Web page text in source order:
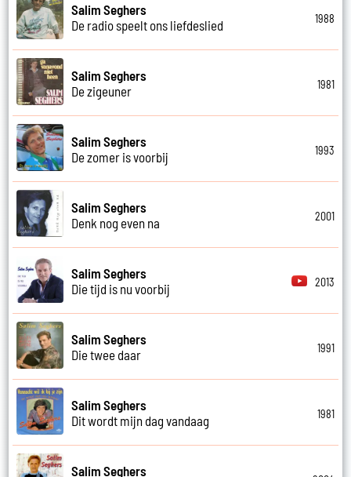
Salim Seghers
De radio speelt ons liefdeslied
1988
Salim Seghers
De zigeuner
1981
Salim Seghers
De zomer is voorbij
1993
Salim Seghers
Denk nog even na
2001
Salim Seghers
Die tijd is nu voorbij
2013
Salim Seghers
Die twee daar
1991
Salim Seghers
Dit wordt mijn dag vandaag
1981
Salim Seghers